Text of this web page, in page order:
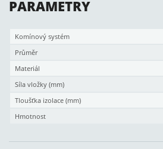
PARAMETRY
Komínový systém
Průměr
Materiál
Síla vložky (mm)
Tloušťka izolace (mm)
Hmotnost